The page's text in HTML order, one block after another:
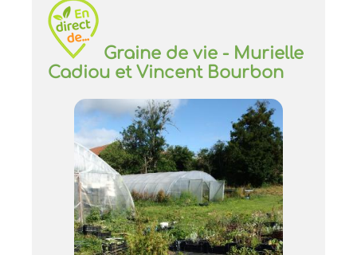
Graine de vie - Murielle
Cadiou et Vincent Bourbon